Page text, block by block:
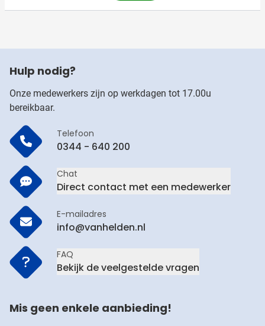
Hulp nodig?
Onze medewerkers zijn op werkdagen tot 17.00u
bereikbaar.
Telefoon
0344 - 640 200
Chat
Direct contact met een medewerker
E-mailadres
info@vanhelden.nl
FAQ
Bekijk de veelgestelde vragen
Mis geen enkele aanbieding!